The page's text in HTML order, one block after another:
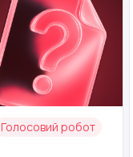
Голосовий робот